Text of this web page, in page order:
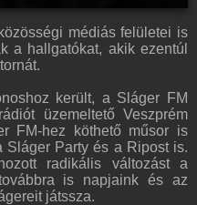
médiás felületei is
a hallgatókat, akik ezentúl
került, a Sláger FM
üzemeltető Veszprém
FM-hez köthető műsor is
Sláger Party és a Ripost is.
radikális változást a
is napjaink és az
játssza.